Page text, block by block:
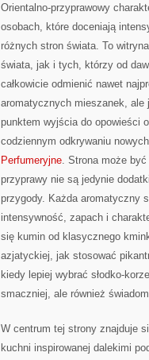
Orientalno-przyprawowy
osobach, które doceniają
różnych stron świata. To
świata, jak i tych, którzy od
całkowicie odmienić nawet
aromatycznych mieszanek,
punktem wyjścia do opowieści
codziennym odkrywaniu
Perfumeryjne. Strona może
przyprawy nie są jedynie
przygody. Każda aromatyczny
intensywność, zapach i
się kumin od klasycznego
azjatyckiej, jak stosować
kiedy lepiej wybrać słodko-
smaczniej, ale również
W centrum tej strony znajduje
kuchni inspirowanej dalekimi